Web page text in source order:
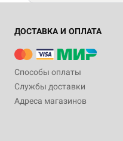
ДОСТАВКА И ОПЛАТА
Способы оплаты
Службы доставки
Адреса магазинов